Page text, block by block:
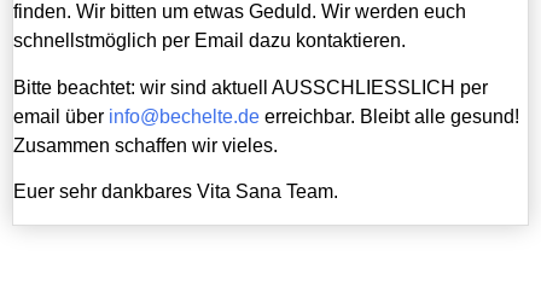
finden. Wir bitten um etwas Geduld. Wir werden euch
schnellstmöglich per Email dazu kontaktieren.
Bitte beachtet: wir sind aktuell AUSSCHLIESSLICH per
email über info@bechelte.de erreichbar. Bleibt alle gesund!
Zusammen schaffen wir vieles.
Euer sehr dankbares Vita Sana Team.